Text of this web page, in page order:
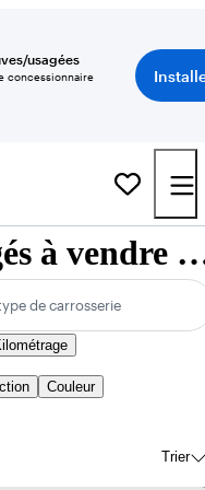
usagées
concessionnaire
Nissan Rogue usagés à vendre
de carrosserie
Couleur
Trier